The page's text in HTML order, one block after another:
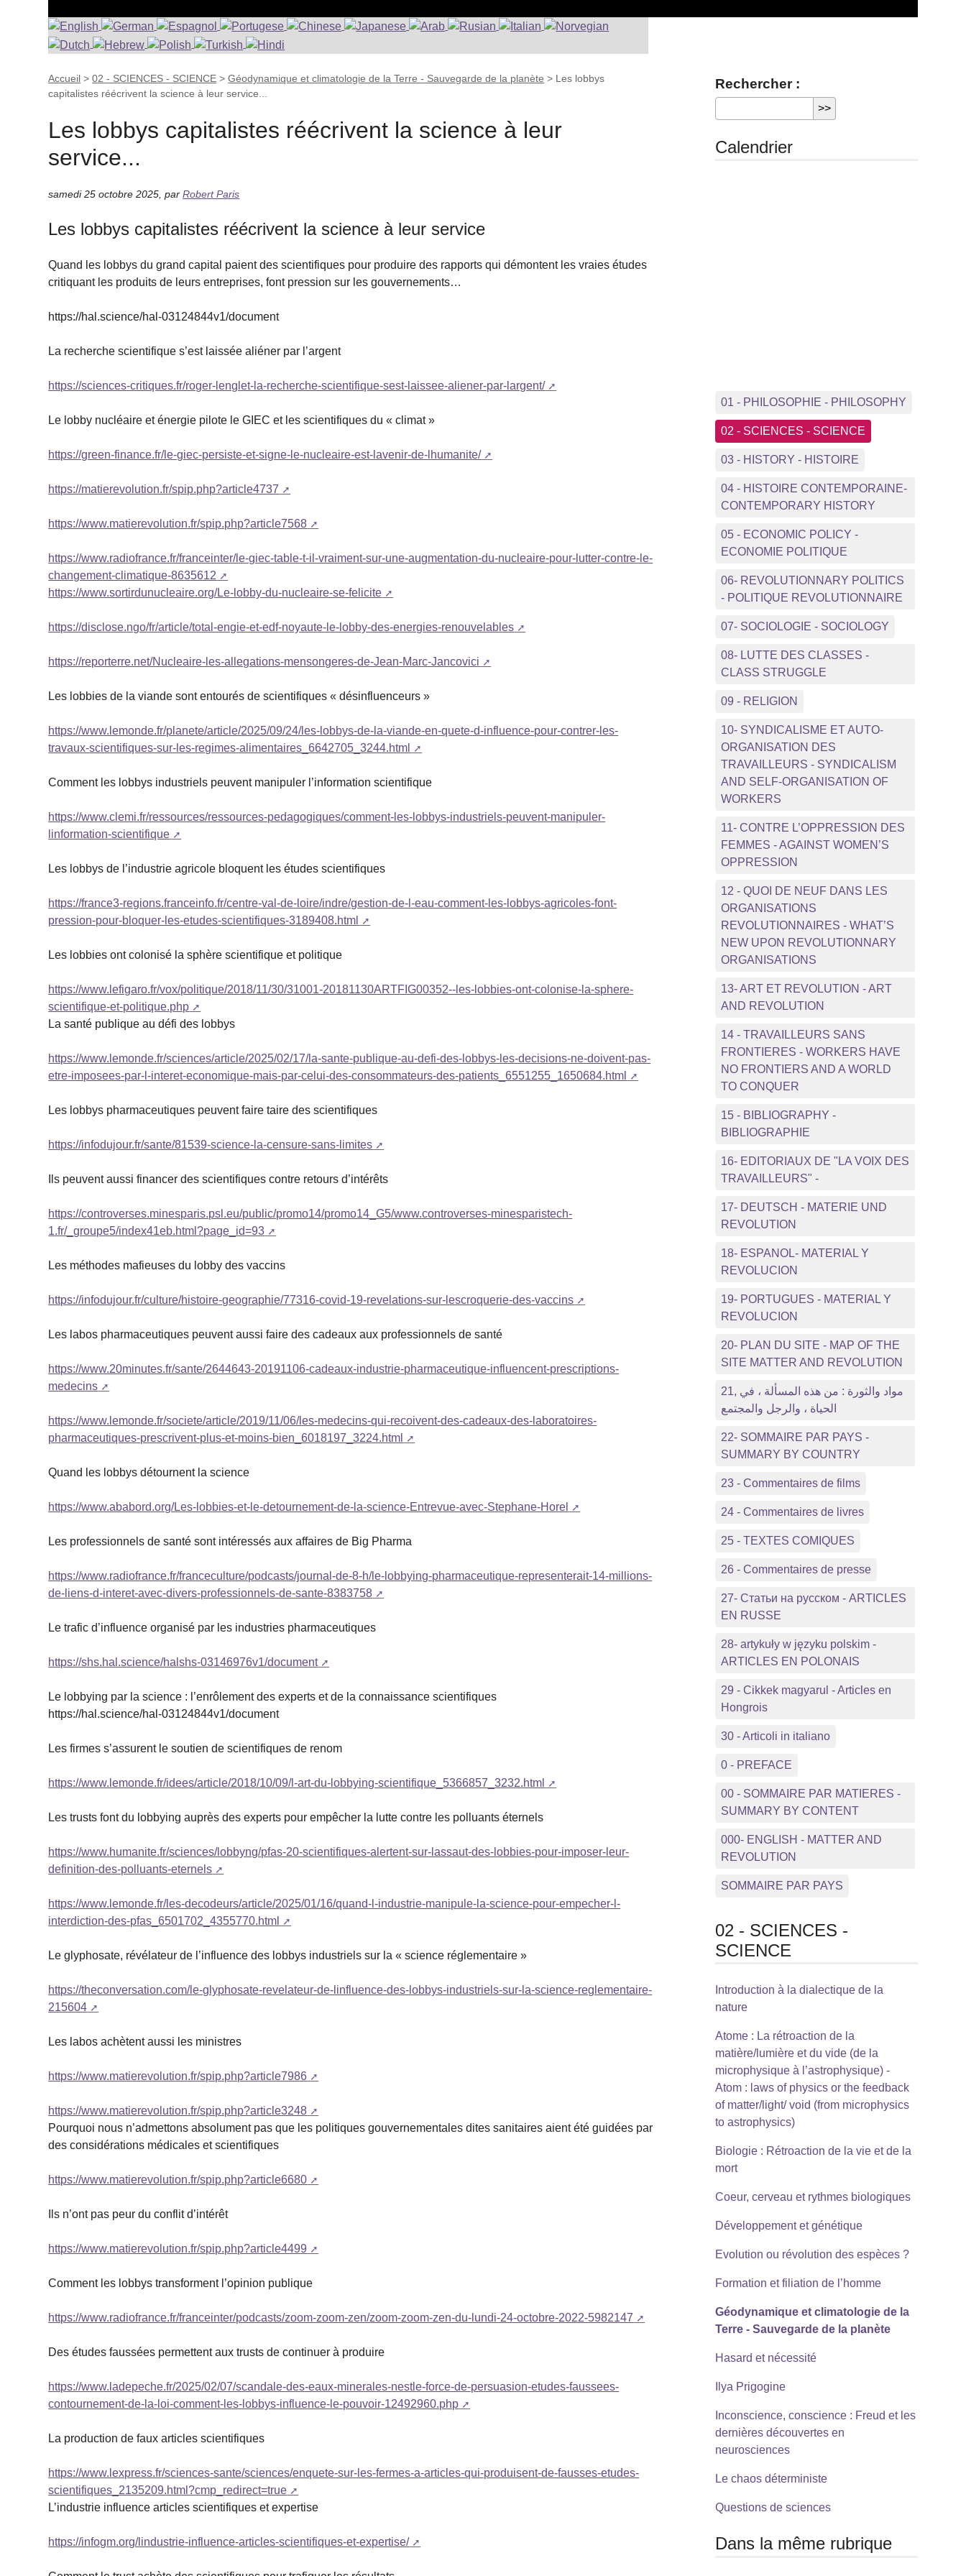
Accueil >02 - SCIENCES - SCIENCE >Géodynamique et climatologie de la Terre - Sauvegarde de la planète > Les lobbys
capitalistes réécrivent la science à leur service...
Les lobbys capitalistes réécrivent la science à leur
service...
samedi 25 octobre 2025 ,parRobert Paris
Les lobbys capitalistes réécrivent la science à leur service
Quand les lobbys du grand capital paient des scientifiques pour produire des rapports qui démontent les vraies études
critiquant les produits de leurs entreprises, font pression sur les gouvernements…
https://hal.science/hal-03124844v1/document
La recherche scientifique s’est laissée aliéner par l’argent
https://sciences-critiques.fr/roger-lenglet-la-recherche-scientifique-sest-laissee-aliener-par-largent/
Le lobby nucléaire et énergie pilote le GIEC et les scientifiques du « climat »
https://green-finance.fr/le-giec-persiste-et-signe-le-nucleaire-est-lavenir-de-lhumanite/
https://matierevolution.fr/spip.php?article4737
https://www.matierevolution.fr/spip.php?article7568
https://www.radiofrance.fr/franceinter/le-giec-table-t-il-vraiment-sur-une-augmentation-du-nucleaire-pour-lutter-contre-le-
changement-climatique-8635612
https://www.sortirdunucleaire.org/Le-lobby-du-nucleaire-se-felicite
https://disclose.ngo/fr/article/total-engie-et-edf-noyaute-le-lobby-des-energies-renouvelables
https://reporterre.net/Nucleaire-les-allegations-mensongeres-de-Jean-Marc-Jancovici
Les lobbies de la viande sont entourés de scientifiques « désinfluenceurs »
https://www.lemonde.fr/planete/article/2025/09/24/les-lobbys-de-la-viande-en-quete-d-influence-pour-contrer-les-
travaux-scientifiques-sur-les-regimes-alimentaires_6642705_3244.html
Comment les lobbys industriels peuvent manipuler l’information scientifique
https://www.clemi.fr/ressources/ressources-pedagogiques/comment-les-lobbys-industriels-peuvent-manipuler-
linformation-scientifique
Les lobbys de l’industrie agricole bloquent les études scientifiques
https://france3-regions.franceinfo.fr/centre-val-de-loire/indre/gestion-de-l-eau-comment-les-lobbys-agricoles-font-
pression-pour-bloquer-les-etudes-scientifiques-3189408.html
Les lobbies ont colonisé la sphère scientifique et politique
https://www.lefigaro.fr/vox/politique/2018/11/30/31001-20181130ARTFIG00352--les-lobbies-ont-colonise-la-sphere-
scientifique-et-politique.php
La santé publique au défi des lobbys
https://www.lemonde.fr/sciences/article/2025/02/17/la-sante-publique-au-defi-des-lobbys-les-decisions-ne-doivent-pas-
etre-imposees-par-l-interet-economique-mais-par-celui-des-consommateurs-des-patients_6551255_1650684.html
Les lobbys pharmaceutiques peuvent faire taire des scientifiques
https://infodujour.fr/sante/81539-science-la-censure-sans-limites
Ils peuvent aussi financer des scientifiques contre retours d’intérêts
https://controverses.minesparis.psl.eu/public/promo14/promo14_G5/www.controverses-minesparistech-
1.fr/_groupe5/index41eb.html?page_id=93
Les méthodes mafieuses du lobby des vaccins
https://infodujour.fr/culture/histoire-geographie/77316-covid-19-revelations-sur-lescroquerie-des-vaccins
Les labos pharmaceutiques peuvent aussi faire des cadeaux aux professionnels de santé
https://www.20minutes.fr/sante/2644643-20191106-cadeaux-industrie-pharmaceutique-influencent-prescriptions-
medecins
https://www.lemonde.fr/societe/article/2019/11/06/les-medecins-qui-recoivent-des-cadeaux-des-laboratoires-
pharmaceutiques-prescrivent-plus-et-moins-bien_6018197_3224.html
Quand les lobbys détournent la science
https://www.ababord.org/Les-lobbies-et-le-detournement-de-la-science-Entrevue-avec-Stephane-Horel
Les professionnels de santé sont intéressés aux affaires de Big Pharma
https://www.radiofrance.fr/franceculture/podcasts/journal-de-8-h/le-lobbying-pharmaceutique-representerait-14-millions-
de-liens-d-interet-avec-divers-professionnels-de-sante-8383758
Le trafic d’influence organisé par les industries pharmaceutiques
https://shs.hal.science/halshs-03146976v1/document
Le lobbying par la science : l’enrôlement des experts et de la connaissance scientifiques
https://hal.science/hal-03124844v1/document
Les firmes s’assurent le soutien de scientifiques de renom
https://www.lemonde.fr/idees/article/2018/10/09/l-art-du-lobbying-scientifique_5366857_3232.html
Les trusts font du lobbying auprès des experts pour empêcher la lutte contre les polluants éternels
https://www.humanite.fr/sciences/lobbyng/pfas-20-scientifiques-alertent-sur-lassaut-des-lobbies-pour-imposer-leur-
definition-des-polluants-eternels
https://www.lemonde.fr/les-decodeurs/article/2025/01/16/quand-l-industrie-manipule-la-science-pour-empecher-l-
interdiction-des-pfas_6501702_4355770.html
Le glyphosate, révélateur de l’influence des lobbys industriels sur la « science réglementaire »
https://theconversation.com/le-glyphosate-revelateur-de-linfluence-des-lobbys-industriels-sur-la-science-reglementaire-
215604
Les labos achètent aussi les ministres
https://www.matierevolution.fr/spip.php?article7986
https://www.matierevolution.fr/spip.php?article3248
Pourquoi nous n’admettons absolument pas que les politiques gouvernementales dites sanitaires aient été guidées par
des considérations médicales et scientifiques
https://www.matierevolution.fr/spip.php?article6680
Ils n’ont pas peur du conflit d’intérêt
https://www.matierevolution.fr/spip.php?article4499
Comment les lobbys transforment l’opinion publique
https://www.radiofrance.fr/franceinter/podcasts/zoom-zoom-zen/zoom-zoom-zen-du-lundi-24-octobre-2022-5982147
Des études faussées permettent aux trusts de continuer à produire
https://www.ladepeche.fr/2025/02/07/scandale-des-eaux-minerales-nestle-force-de-persuasion-etudes-faussees-
contournement-de-la-loi-comment-les-lobbys-influence-le-pouvoir-12492960.php
La production de faux articles scientifiques
https://www.lexpress.fr/sciences-sante/sciences/enquete-sur-les-fermes-a-articles-qui-produisent-de-fausses-etudes-
scientifiques_2135209.html?cmp_redirect=true
L’industrie influence articles scientifiques et expertise
https://infogm.org/lindustrie-influence-articles-scientifiques-et-expertise/
Rechercher :
Calendrier
01 - PHILOSOPHIE - PHILOSOPHY
02 - SCIENCES - SCIENCE
03 - HISTORY - HISTOIRE
04 - HISTOIRE CONTEMPORAINE-
CONTEMPORARY HISTORY
05 - ECONOMIC POLICY -
ECONOMIE POLITIQUE
06- REVOLUTIONNARY POLITICS
- POLITIQUE REVOLUTIONNAIRE
07- SOCIOLOGIE - SOCIOLOGY
08- LUTTE DES CLASSES -
CLASS STRUGGLE
09 - RELIGION
10- SYNDICALISME ET AUTO-
ORGANISATION DES
TRAVAILLEURS - SYNDICALISM
AND SELF-ORGANISATION OF
WORKERS
11- CONTRE L’OPPRESSION DES
FEMMES - AGAINST WOMEN’S
OPPRESSION
12 - QUOI DE NEUF DANS LES
ORGANISATIONS
REVOLUTIONNAIRES - WHAT’S
NEW UPON REVOLUTIONNARY
ORGANISATIONS
13- ART ET REVOLUTION - ART
AND REVOLUTION
14 - TRAVAILLEURS SANS
FRONTIERES - WORKERS HAVE
NO FRONTIERS AND A WORLD
TO CONQUER
15 - BIBLIOGRAPHY -
BIBLIOGRAPHIE
16- EDITORIAUX DE "LA VOIX DES
TRAVAILLEURS" -
17- DEUTSCH - MATERIE UND
REVOLUTION
18- ESPANOL- MATERIAL Y
REVOLUCION
19- PORTUGUES - MATERIAL Y
REVOLUCION
20- PLAN DU SITE - MAP OF THE
SITE MATTER AND REVOLUTION
21, مواد والثورة : من هذه المسألة ، في
الحياة ، والرجل والمجتمع
22- SOMMAIRE PAR PAYS -
SUMMARY BY COUNTRY
23 - Commentaires de films
24 - Commentaires de livres
25 - TEXTES COMIQUES
26 - Commentaires de presse
27- Статьи на русском - ARTICLES
EN RUSSE
28- artykuły w języku polskim -
ARTICLES EN POLONAIS
29 - Cikkek magyarul - Articles en
Hongrois
30 - Articoli in italiano
0 - PREFACE
00 - SOMMAIRE PAR MATIERES -
SUMMARY BY CONTENT
000- ENGLISH - MATTER AND
REVOLUTION
SOMMAIRE PAR PAYS
02 - SCIENCES -
SCIENCE
Introduction à la dialectique de la
nature
Atome : La rétroaction de la
matière/lumière et du vide (de la
microphysique à l’astrophysique) -
Atom : laws of physics or the feedback
of matter/light/ void (from microphysics
to astrophysics)
Biologie : Rétroaction de la vie et de la
mort
Coeur, cerveau et rythmes biologiques
Développement et génétique
Evolution ou révolution des espèces ?
Formation et filiation de l’homme
Géodynamique et climatologie de la
Terre - Sauvegarde de la planète
Hasard et nécessité
Ilya Prigogine
Inconscience, conscience : Freud et les
dernières découvertes en
neurosciences
Le chaos déterministe
Questions de sciences
Dans la même rubrique